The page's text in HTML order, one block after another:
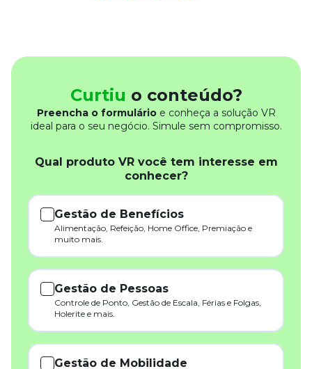
Curtiu o conteúdo?
Preencha o formulárioe conheça a solução VR
ideal para o seu negócio. Simule sem compromisso.
Qual produto VR você tem interesse em
conhecer?
Gestão de Benefícios
Alimentação, Refeição, Home Office, Premiação e
muito mais.
Gestão de Pessoas
Controle de Ponto, Gestão de Escala, Férias e Folgas,
Holerite e mais.
Gestão de Mobilidade